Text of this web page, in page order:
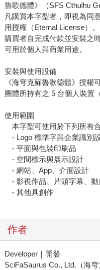
魯歌德體》（SFS Cthulhu
凡購買本字型者，即視為同
用授權（Eternal License）。
購買者自完成付款並安裝之
可用於個人與商業用途。
安裝與使用設備
《海穹克蘇魯歌德體》授權
團體所持有之 5 台個人裝置
使用範圍
本字型可使用於下列所有
- Logo 標準字與企業識別
- 平面與包裝印刷品
- 空間標示與展示設計
- 網站、App、介面設計
- 影視作品、片頭字幕、動
- 其他具創作
作者
Developer｜開發
SciFaSaurus Co., Ltd.（海穹